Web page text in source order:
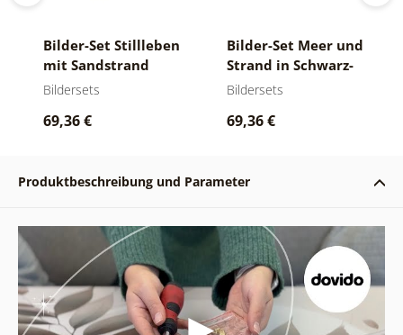
Bilder-Set Stillleben
mit Sandstrand
Bildersets
69,36 €
Bilder-Set Meer und
Strand in Schwarz-
Weiß
Bildersets
69,36 €
Produktbeschreibung und Parameter